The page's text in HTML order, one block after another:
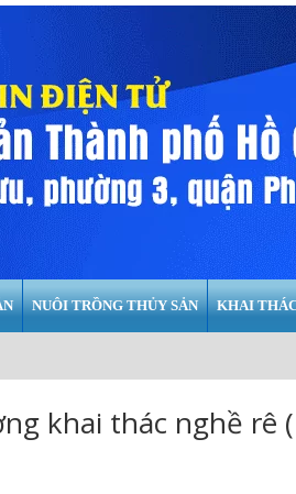
NUÔI TRỒNG THỦY SẢN KHAI
khai thác nghề rê